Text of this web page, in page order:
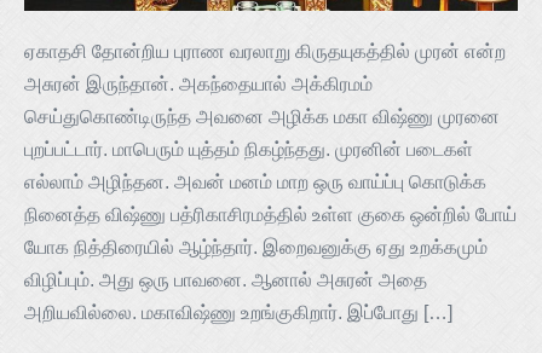
ஏகாதசி தோன்றிய புராண வரலாறு கிருதயுகத்தில் முரன் என்ற
அசுரன் இருந்தான். அகந்தையால் அக்கிரமம்
செய்துகொண்டிருந்த அவனை அழிக்க மகா விஷ்ணு முரனை
புறப்பட்டார். மாபெரும் யுத்தம் நிகழ்ந்தது. முரனின் படைகள்
எல்லாம் அழிந்தன. அவன் மனம் மாற ஒரு வாய்ப்பு கொடுக்க
நினைத்த விஷ்ணு பத்ரிகாசிரமத்தில் உள்ள குகை ஒன்றில் போய்
யோக நித்திரையில் ஆழ்ந்தார். இறைவனுக்கு ஏது உறக்கமும்
விழிப்பும். அது ஒரு பாவனை. ஆனால் அசுரன் அதை
அறியவில்லை. மகாவிஷ்ணு உறங்குகிறார். இப்போது […]